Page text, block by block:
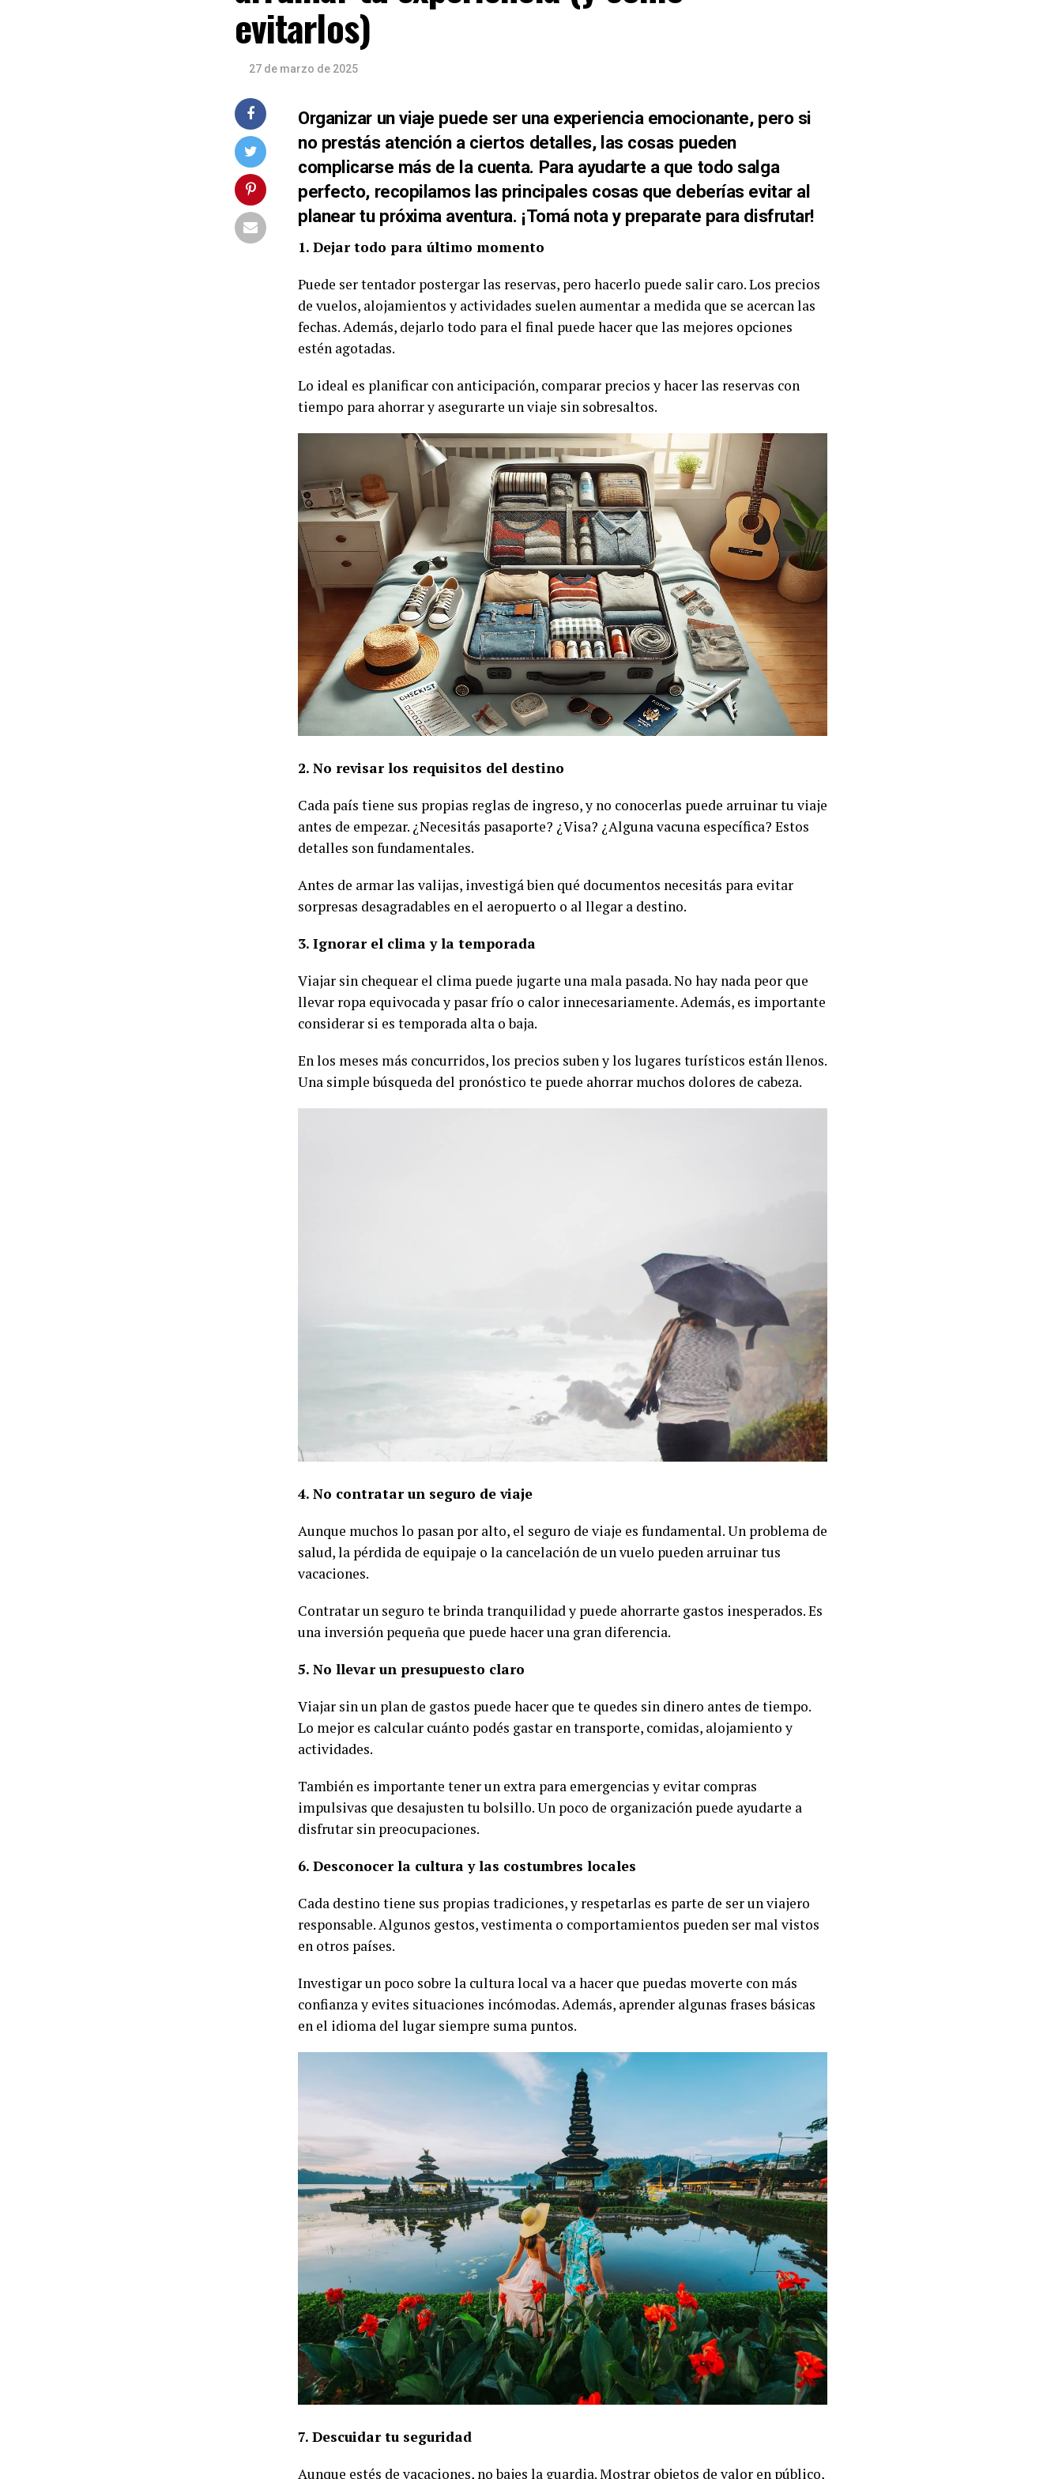
evitarlos)
27 de marzo de 2025
Organizar un viaje puede ser una experiencia emocionante, pero si
no prestás atención a ciertos detalles, las cosas pueden
complicarse más de la cuenta. Para ayudarte a que todo salga
perfecto, recopilamos las principales cosas que deberías evitar al
planear tu próxima aventura. ¡Tomá nota y preparate para disfrutar!
1. Dejar todo para último momento
Puede ser tentador postergar las reservas, pero hacerlo puede salir caro. Los precios
de vuelos, alojamientos y actividades suelen aumentar a medida que se acercan las
fechas. Además, dejarlo todo para el final puede hacer que las mejores opciones
estén agotadas.
Lo ideal es planificar con anticipación, comparar precios y hacer las reservas con
tiempo para ahorrar y asegurarte un viaje sin sobresaltos.
2. No revisar los requisitos del destino
Cada país tiene sus propias reglas de ingreso, y no conocerlas puede arruinar tu viaje
antes de empezar. ¿Necesitás pasaporte? ¿Visa? ¿Alguna vacuna específica? Estos
detalles son fundamentales.
Antes de armar las valijas, investigá bien qué documentos necesitás para evitar
sorpresas desagradables en el aeropuerto o al llegar a destino.
3. Ignorar el clima y la temporada
Viajar sin chequear el clima puede jugarte una mala pasada. No hay nada peor que
llevar ropa equivocada y pasar frío o calor innecesariamente. Además, es importante
considerar si es temporada alta o baja.
En los meses más concurridos, los precios suben y los lugares turísticos están llenos.
Una simple búsqueda del pronóstico te puede ahorrar muchos dolores de cabeza.
4. No contratar un seguro de viaje
Aunque muchos lo pasan por alto, el seguro de viaje es fundamental. Un problema de
salud, la pérdida de equipaje o la cancelación de un vuelo pueden arruinar tus
vacaciones.
Contratar un seguro te brinda tranquilidad y puede ahorrarte gastos inesperados. Es
una inversión pequeña que puede hacer una gran diferencia.
5. No llevar un presupuesto claro
Viajar sin un plan de gastos puede hacer que te quedes sin dinero antes de tiempo.
Lo mejor es calcular cuánto podés gastar en transporte, comidas, alojamiento y
actividades.
También es importante tener un extra para emergencias y evitar compras
impulsivas que desajusten tu bolsillo. Un poco de organización puede ayudarte a
disfrutar sin preocupaciones.
6. Desconocer la cultura y las costumbres locales
Cada destino tiene sus propias tradiciones, y respetarlas es parte de ser un viajero
responsable. Algunos gestos, vestimenta o comportamientos pueden ser mal vistos
en otros países.
Investigar un poco sobre la cultura local va a hacer que puedas moverte con más
confianza y evites situaciones incómodas. Además, aprender algunas frases básicas
en el idioma del lugar siempre suma puntos.
7. Descuidar tu seguridad
Aunque estés de vacaciones, no bajes la guardia. Mostrar objetos de valor en público,